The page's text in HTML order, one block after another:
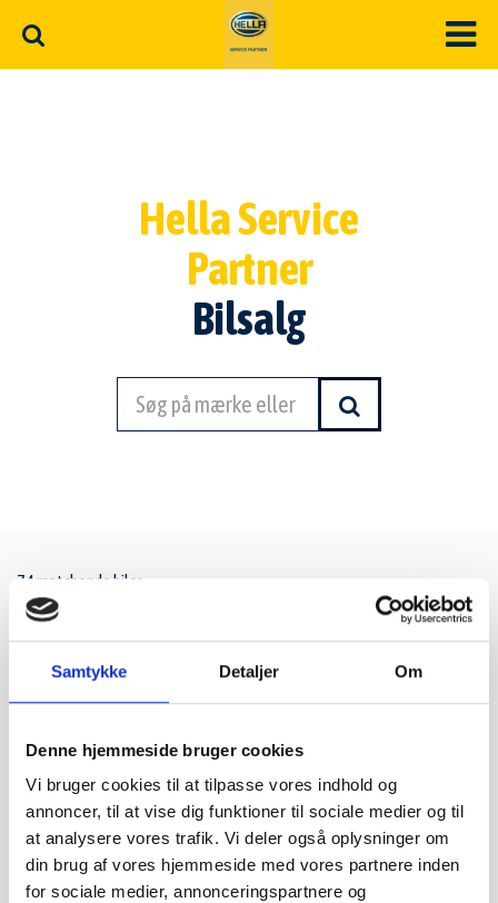
Samtykke Detaljer Om
Denne hjemmeside bruger cookies
Vi bruger cookies til at tilpasse vores indhold og
annoncer, til at vise dig funktioner til sociale medier og til
at analysere vores trafik. Vi deler også oplysninger om
din brug af vores hjemmeside med vores partnere inden
for sociale medier, annonceringspartnere og
Hella Service
Partner
Bilsalg
74 matchende biler
Søgemuligheder